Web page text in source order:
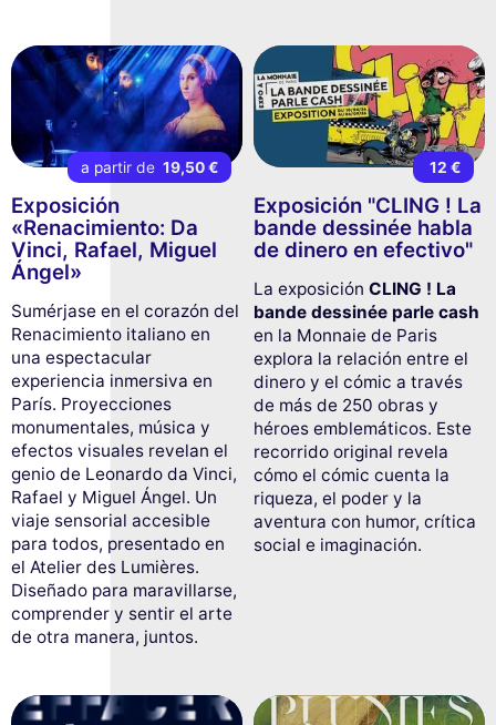
a partir de 19,50 €
Exposición
«Renacimiento: Da
Vinci, Rafael, Miguel
Ángel»
Sumérjase en el corazón del
Renacimiento italiano en
una espectacular
experiencia inmersiva en
París. Proyecciones
monumentales, música y
efectos visuales revelan el
genio de Leonardo da Vinci,
Rafael y Miguel Ángel. Un
viaje sensorial accesible
para todos, presentado en
el Atelier des Lumières.
Diseñado para maravillarse,
comprender y sentir el arte
de otra manera, juntos.
12 €
Exposición "CLING ! La
bande dessinée habla
de dinero en efectivo"
La exposición CLING ! La
bande dessinée parle cash
en la Monnaie de Paris
explora la relación entre el
dinero y el cómic a través
de más de 250 obras y
héroes emblemáticos. Este
recorrido original revela
cómo el cómic cuenta la
riqueza, el poder y la
aventura con humor, crítica
social e imaginación.